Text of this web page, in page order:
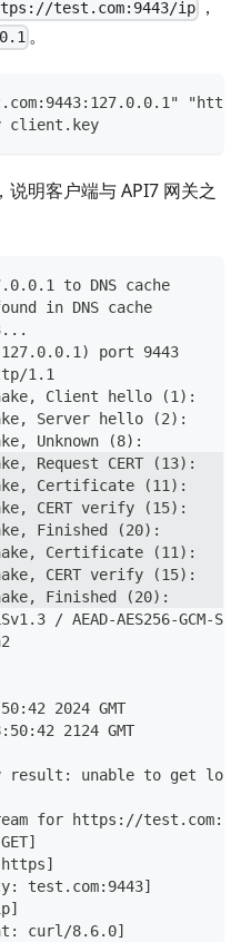
test.com:9443/ip
，
。
client.key
明客户端与 API7 网关之
to DNS cache
in DNS cache
port 9443
1.1
Client hello (1):
Server hello (2):
Unknown (8):
Request CERT (13):
Certificate (11):
CERT verify (15):
Finished (20):
Certificate (11):
CERT verify (15):
Finished (20):
/ AEAD-AES256-GCM-
2024 GMT
2124 GMT
unable to get
for https://
test.com:9443]
curl/8.6.0]